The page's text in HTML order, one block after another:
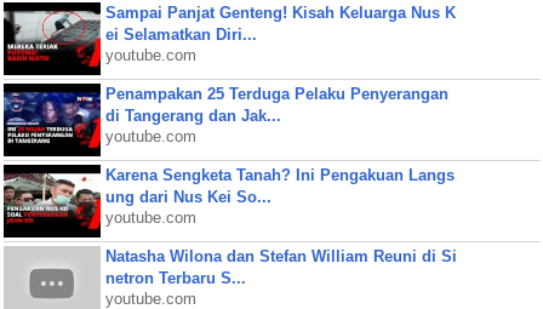
Sampai Panjat Genteng! Kisah Keluarga Nus K
ei Selamatkan Diri...
youtube.com
Penampakan 25 Terduga Pelaku Penyerangan
di Tangerang dan Jak...
youtube.com
Karena Sengketa Tanah? Ini Pengakuan Langs
ung dari Nus Kei So...
youtube.com
Natasha Wilona dan Stefan William Reuni di Si
netron Terbaru S...
youtube.com